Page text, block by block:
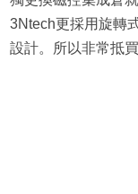
3Ntech更採用旋轉
設計。所以非常抵買